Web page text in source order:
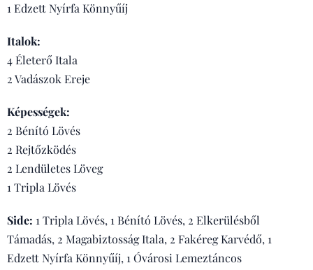
1 Edzett Nyírfa Könnyűíj
Italok:
4 Életerő Itala
2 Vadászok Ereje
Képességek:
2 Bénító Lövés
2 Rejtőzködés
2 Lendületes Löveg
1 Tripla Lövés
Side: 1 Tripla Lövés, 1 Bénító Lövés, 2 Elkerülésből
Támadás, 2 Magabiztosság Itala, 2 Fakéreg Karvédő, 1
Edzett Nyírfa Könnyűíj, 1 Óvárosi Lemeztáncos